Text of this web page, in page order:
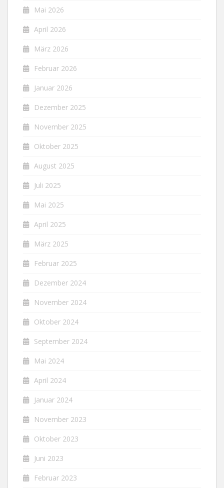
Mai 2026
April 2026
März 2026
Februar 2026
Januar 2026
Dezember 2025
November 2025
Oktober 2025
August 2025
Juli 2025
Mai 2025
April 2025
März 2025
Februar 2025
Dezember 2024
November 2024
Oktober 2024
September 2024
Mai 2024
April 2024
Januar 2024
November 2023
Oktober 2023
Juni 2023
Februar 2023